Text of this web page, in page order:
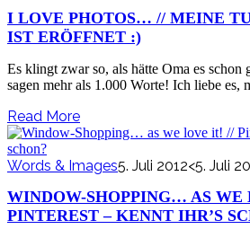
I LOVE PHOTOS… // MEINE
IST ERÖFFNET :)
Es klingt zwar so, als hätte Oma es schon
sagen mehr als 1.000 Worte! Ich liebe
Read More
Words & Images5. Juli 2012<5. Juli
WINDOW-SHOPPING… AS
PINTEREST – KENNT IHR’S